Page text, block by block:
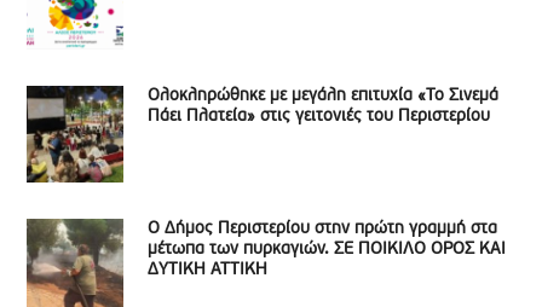
Ολοκληρώθηκε με μεγάλη επιτυχία «Το Σινεμά
Πάει Πλατεία» στις γειτονιές του Περιστερίου
Ο Δήμος Περιστερίου στην πρώτη γραμμή στα
μέτωπα των πυρκαγιών. ΣΕ ΠΟΙΚΙΛΟ ΟΡΟΣ ΚΑΙ
ΔΥΤΙΚΗ ΑΤΤΙΚΗ